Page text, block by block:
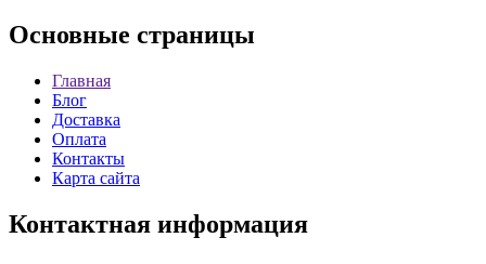
Основные страницы
Главная
Блог
Доставка
Оплата
Контакты
Карта сайта
Контактная информация